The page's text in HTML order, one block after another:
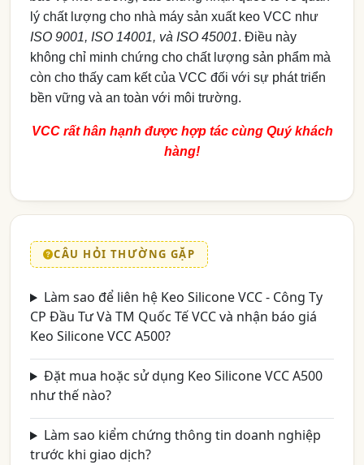
lý chất lượng cho nhà máy sản xuất keo VCC như
ISO 9001, ISO 14001, và ISO 45001. Điều này
không chỉ minh chứng cho chất lượng sản phẩm mà
còn cho thấy cam kết của VCC đối với sự phát triển
bền vững và an toàn với môi trường.
VCC rất hân hạnh được hợp tác cùng Quý khách
hàng!
CÂU HỎI THƯỜNG GẶP
Làm sao để liên hệ Keo Silicone VCC - Công Ty
CP Đầu Tư Và TM Quốc Tế VCC và nhận báo giá
Keo Silicone VCC A500?
Đặt mua hoặc sử dụng Keo Silicone VCC A500
như thế nào?
Làm sao kiểm chứng thông tin doanh nghiệp
trước khi giao dịch?